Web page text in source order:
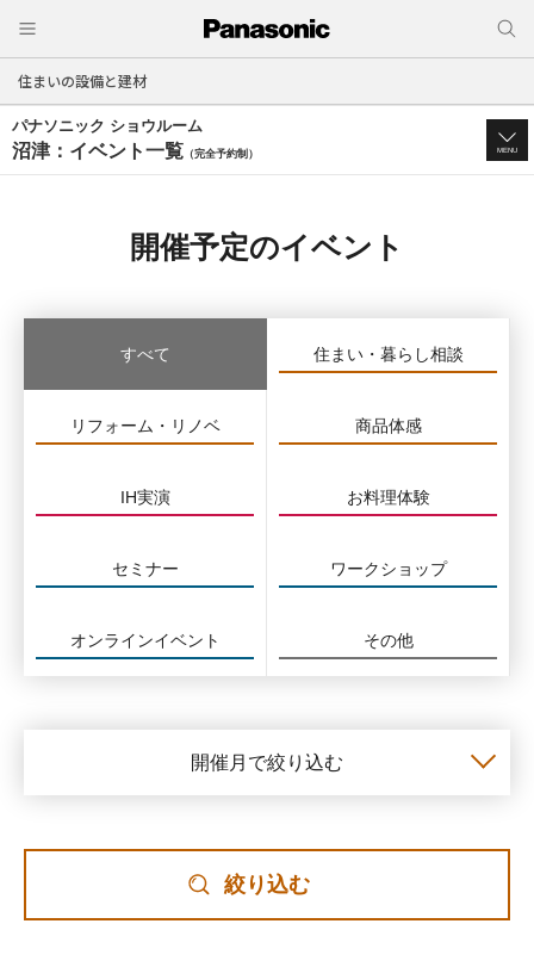
住まいの設備と建材
パナソニック ショウルーム
沼津：イベント一覧 （完全予約制） MENU
開催予定のイベント
すべて 住まい・暮らし相談
リフォーム・リノベ 商品体感
IH実演 お料理体験
セミナー ワークショップ
オンラインイベント その他
開催月で絞り込む
絞り込む